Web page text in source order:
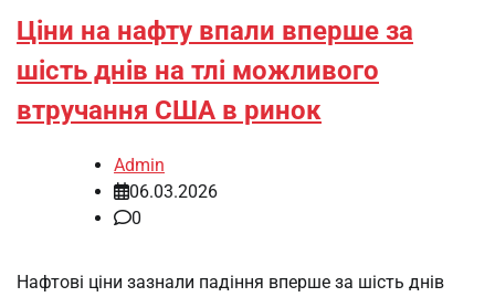
Ціни на нафту впали вперше за
шість днів на тлі можливого
втручання США в ринок
Admin
06.03.2026
0
Нафтові ціни зазнали падіння вперше за шість днів